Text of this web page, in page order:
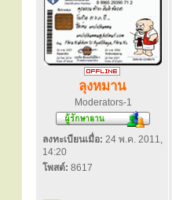
ลุงหมาน
Moderators-1
ลงทะเบียนเมื่อ: 24 พ.ค. 2011,
14:20
โพสต์: 8617